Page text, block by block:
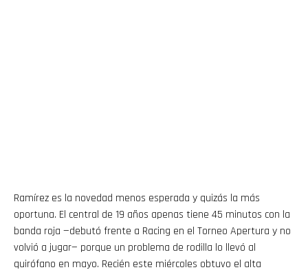
Ramírez es la novedad menos esperada y quizás la más
oportuna. El central de 19 años apenas tiene 45 minutos con la
banda roja —debutó frente a Racing en el Torneo Apertura y no
volvió a jugar— porque un problema de rodilla lo llevó al
quirófano en mayo. Recién este miércoles obtuvo el alta